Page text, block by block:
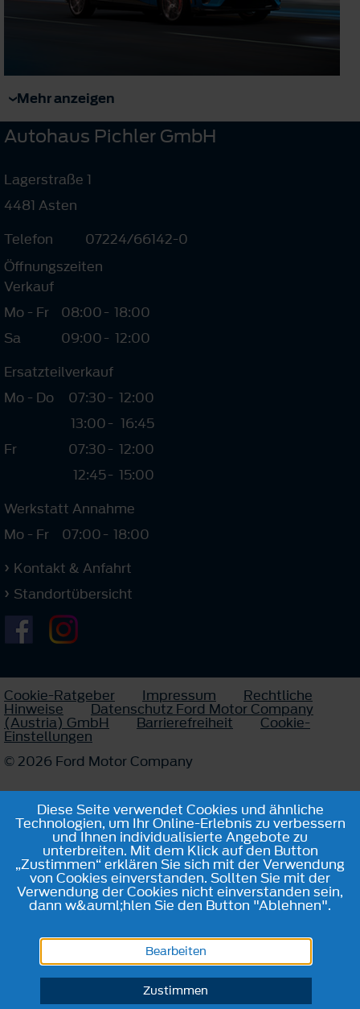
Mehr anzeigen
Autohaus Pichler GmbH
Lagerstraße 1
4481 Asten
Telefon
07224/66142-0
Öffnungszeiten
Verkauf
Mo - Fr
08:00- 18:00
Sa
09:00- 12:00
Ersatzteilverkauf
Mo - Do
07:30
13:00
-
-
12:00
16:45
Fr
07:30
12:45
-
-
12:00
15:00
Werkstatt Annahme
Mo - Fr
07:00- 18:00
Kontakt & Anfahrt
Standortübersicht
Cookie-Ratgeber Impressum Rechtliche
Hinweise Datenschutz Ford Motor Company
(Austria) GmbH Barrierefreiheit Cookie-
Einstellungen
© 2026 Ford Motor Company
Diese Seite verwendet Cookies und ähnliche
Technologien, um Ihr Online-Erlebnis zu verbessern
und Ihnen individualisierte Angebote zu
unterbreiten. Mit dem Klick auf den Button
„Zustimmen“ erklären Sie sich mit der Verwendung
von Cookies einverstanden. Sollten Sie mit der
Verwendung der Cookies nicht einverstanden sein,
dann w&auml;hlen Sie den Button "Ablehnen".
Bearbeiten
Zustimmen